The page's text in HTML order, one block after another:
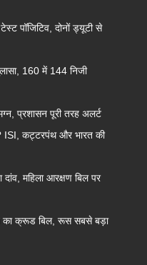
पॉजिटिव, दोनों ड्यूटी से
160 में 144 निजी
प्रशासन पूरी तरह अलर्ट
ISI, कट्टरपंथ और भारत की
दांव, महिला आरक्षण बिल पर
का क्रूड बिल, रूस सबसे बड़ा